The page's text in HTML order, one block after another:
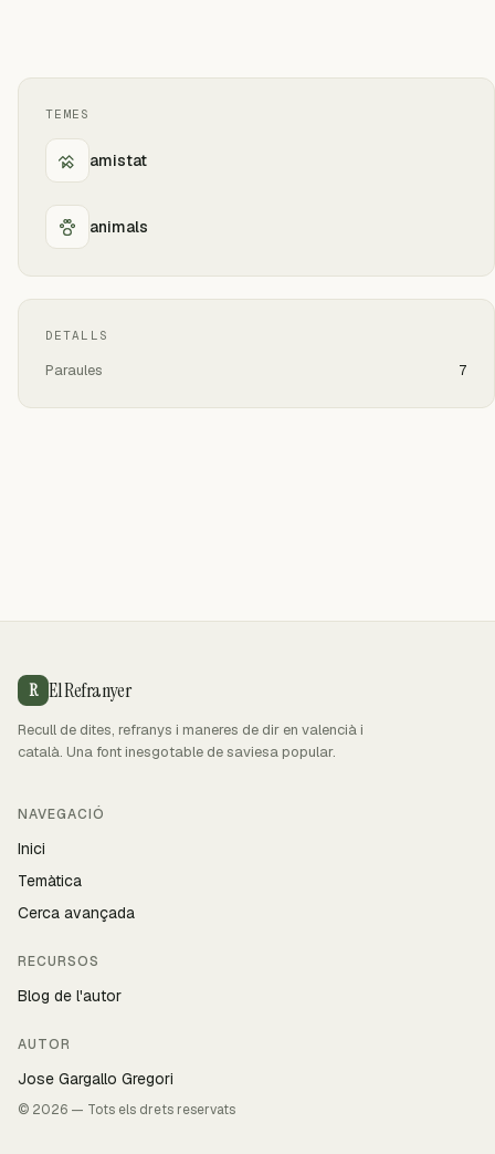
TEMES
amistat
animals
DETALLS
Paraules 7
R El Refranyer
Recull de dites, refranys i maneres de dir en valencià i
català. Una font inesgotable de saviesa popular.
NAVEGACIÓ
Inici
Temàtica
Cerca avançada
RECURSOS
Blog de l'autor
AUTOR
Jose Gargallo Gregori
© 2026 — Tots els drets reservats